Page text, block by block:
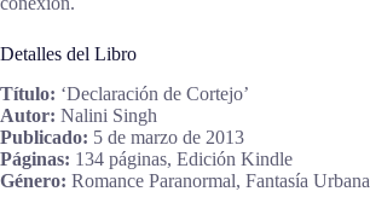
Detalles del Libro
Título: ‘Declaración de Cortejo’
Autor: Nalini Singh
Publicado: 5 de marzo de 2013
Páginas: 134 páginas, Edición Kindle
Género: Romance Paranormal, Fantasía Urbana